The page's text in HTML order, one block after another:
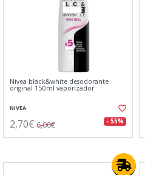
Nivea black&white desodorante
original 150ml vaporizador
NIVEA
2,70€ 6,00€ - 55%